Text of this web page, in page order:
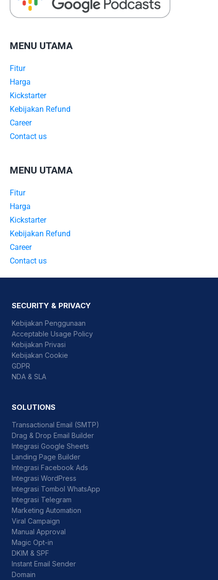
MENU UTAMA
Fitur
Harga
Kickstarter
Kebijakan Refund
Career
Contact us
MENU UTAMA
Fitur
Harga
Kickstarter
Kebijakan Refund
Career
Contact us
SECURITY & PRIVACY
Kebijakan Penggunaan
Acceptable Usage Policy
Kebijakan Privasi
Kebijakan Cookie
GDPR
NDA & SLA
SOLUTIONS
Transactional Email (SMTP)
Drag & Drop Email Builder
Integrasi Google Sheets
Landing Page Builder
Integrasi Facebook Ads
Integrasi WordPress
Integrasi Tombol WhatsApp
Integrasi Telegram
Marketing Automation
Viral Campaign
Manual Approval
Magic Opt-in
DKIM & SPF
Instant Email Sender
Domain